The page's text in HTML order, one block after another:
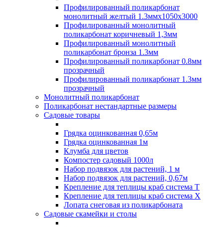
Профилированный поликарбонат
монолитный желтый 1.3ммх1050х3000
Профилированный монолитный
поликарбонат коричневый 1,3мм
Профилированный монолитный
поликарбонат бронза 1.3мм
Профилированный поликарбонат 0.8мм
прозрачный
Профилированный поликарбонат 1.3мм
прозрачный
Монолитный поликарбонат
Поликарбонат нестандартные размеры
Садовые товары
Грядка оцинкованная 0,65м
Грядка оцинкованная 1м
Клумба для цветов
Компостер садовый 1000л
Набор подвязок для растений, 1 м
Набор подвязок для растений, 0,67м
Крепление для теплицы краб система Т
Крепление для теплицы краб система Х
Лопата снеговая из поликарбоната
Садовые скамейки и столы